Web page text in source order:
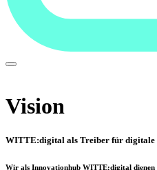
Vision
WITTE:digital als Treiber für digitale
Wir als Innovationhub WITTE:digital dienen